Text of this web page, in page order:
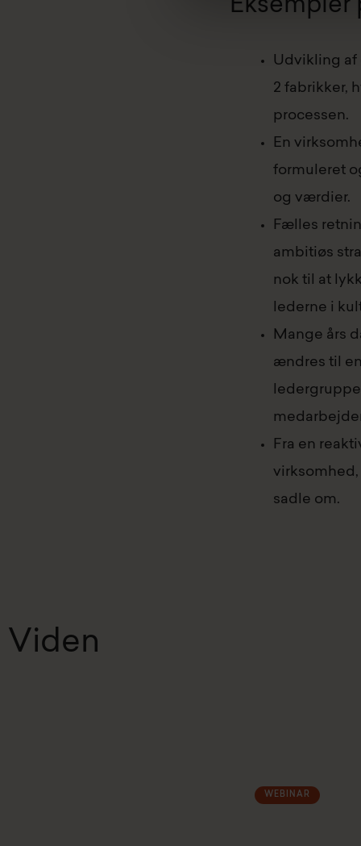
Eksempler
Udvikling
2 fabrikker,
processen.
En
formuleret
og værdier.
Fælles
ambitiøs
nok til at
lederne i
Mange års
ændres til
Fra en
sadle om.
Viden
WEBINAR